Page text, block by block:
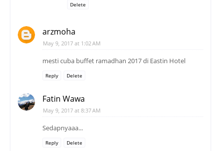
Delete
arzmoha
May 9, 2017 at 1:02 AM
mesti cuba buffet ramadhan 2017 di Eastin Hotel
Reply Delete
Fatin Wawa
May 9, 2017 at 8:37 AM
Sedapnyaaa...
Reply Delete